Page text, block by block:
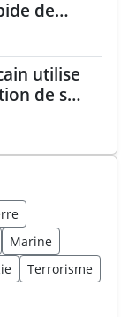
de
utilise
de ses
Marine
Terrorisme